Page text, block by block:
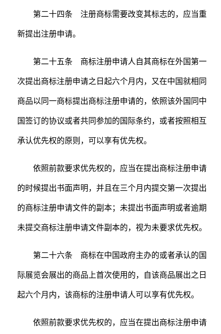
第二十四条 注册商标需要改变其标志的，应当重
新提出注册申请。
第二十五条 商标注册申请人自其商标在外国第一
次提出商标注册申请之日起六个月内，又在中国就相同
商品以同一商标提出商标注册申请的，依照该外国同中
国签订的协议或者共同参加的国际条约，或者按照相互
承认优先权的原则，可以享有优先权。
依照前款要求优先权的，应当在提出商标注册申请
的时候提出书面声明，并且在三个月内提交第一次提出
的商标注册申请文件的副本；未提出书面声明或者逾期
未提交商标注册申请文件副本的，视为未要求优先权。
第二十六条 商标在中国政府主办的或者承认的国
际展览会展出的商品上首次使用的，自该商品展出之日
起六个月内，该商标的注册申请人可以享有优先权。
依照前款要求优先权的，应当在提出商标注册申请